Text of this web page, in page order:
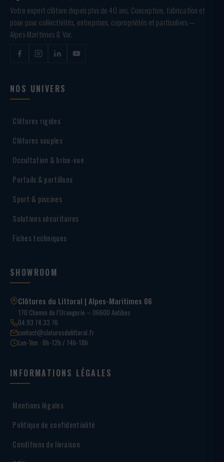
Votre expert clôture depuis plus de 40 ans. Conception, fabrication et
pose pour collectivités, entreprises, copropriétés et particuliers —
Alpes-Maritimes & Var.
NOS UNIVERS
Clôtures rigides
Clôtures souples
Occultation & brise-vue
Portails & portillons
Sport & piscines
Solutions sécuritaires
Fiches techniques
SHOWROOM
Clôtures du Littoral | Alpes-Maritimes 06
170 Chemin de l’Orangerie – 06600 Antibes
04 93 74 33 76
contact@cloturesdulittoral.fr
Lun-Ven · 8h-12h / 14h-18h
INFORMATIONS LÉGALES
Mentions légales
Politique de confidentialité
Conditions de livraison